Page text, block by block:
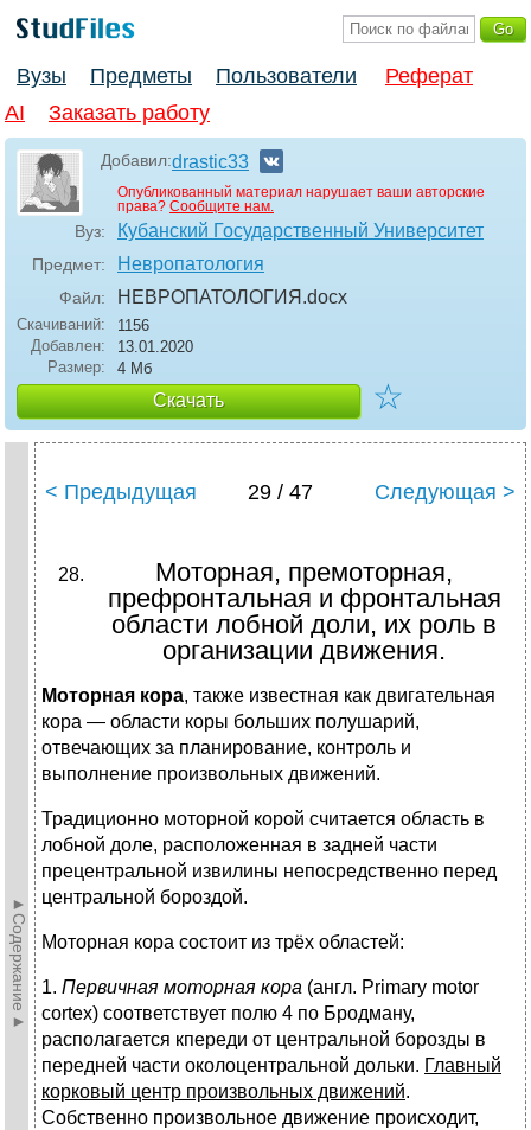
Вузы Предметы Пользователи
Реферат
AI
Заказать работу
Добавил:drastic33
Опубликованный материал нарушает ваши авторские
права? Сообщите нам.
Вуз: Кубанский Государственный Университет
Предмет: Невропатология
Файл: НЕВРОПАТОЛОГИЯ .docx
Скачиваний:
1156
Добавлен:
13.01.2020
Размер:
4 Мб
Скачать ☆
►Содержание►
< Предыдущая 29 / 47 Следующая >
Моторная, премоторная,
префронтальная и фронтальная
области лобной доли, их роль в
организации движения.
Моторная кора, также известная как двигательная
кора — области коры больших полушарий,
отвечающих за планирование, контроль и
выполнение произвольных движений.
Традиционно моторной корой считается область в
лобной доле, расположенная в задней части
прецентральной извилины непосредственно перед
центральной бороздой.
Моторная кора состоит из трёх областей:
1. Первичная моторная кора (англ. Primary motor
cortex) соответствует полю 4 по Бродману,
располагается кпереди от центральной борозды в
передней части околоцентральной дольки. Главный
корковый центр произвольных движений.
Собственно произвольное движение происходит,